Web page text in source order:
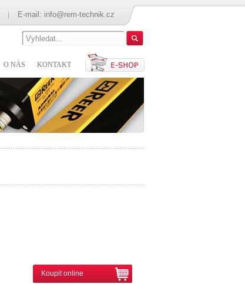
E-mail: info@rem-technik.cz
O NÁS KONTAKT
Koupit online